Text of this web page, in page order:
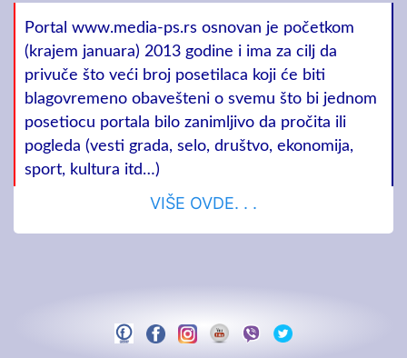
Portal www.media-ps.rs osnovan je početkom
(krajem januara) 2013 godine i ima za cilj da
privuče što veći broj posetilaca koji će biti
blagovremeno obavešteni o svemu što bi jednom
posetiocu portala bilo zanimljivo da pročita ili
pogleda (vesti grada, selo, društvo, ekonomija,
sport, kultura itd…)
VIŠE OVDE. . .